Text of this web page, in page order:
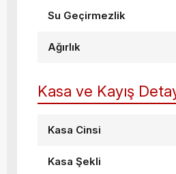
Su Geçirmezlik
Ağırlık
Kasa ve Kayış
Kasa Cinsi
Kasa Şekli